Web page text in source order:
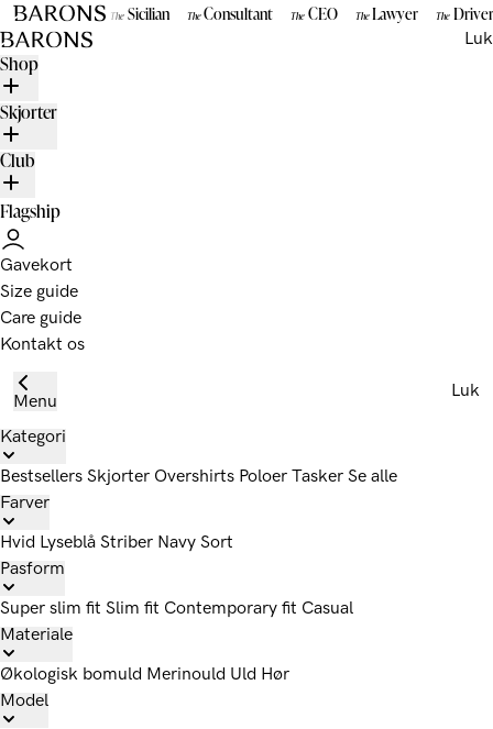
Gå til indhold
BARONS
The Sicilian The Consultant The CEO The Lawyer The Driver
Luk
Shop
Skjorter
Club
Flagship
Gavekort
Size guide
Care guide
Kontakt os
Menu
Luk
Kategori
Bestsellers Skjorter Overshirts Poloer Tasker Se alle
Farver
Hvid Lyseblå Striber Navy Sort
Pasform
Super slim fit Slim fit Contemporary fit Casual
Materiale
Økologisk bomuld Merinould Uld Hør
Model